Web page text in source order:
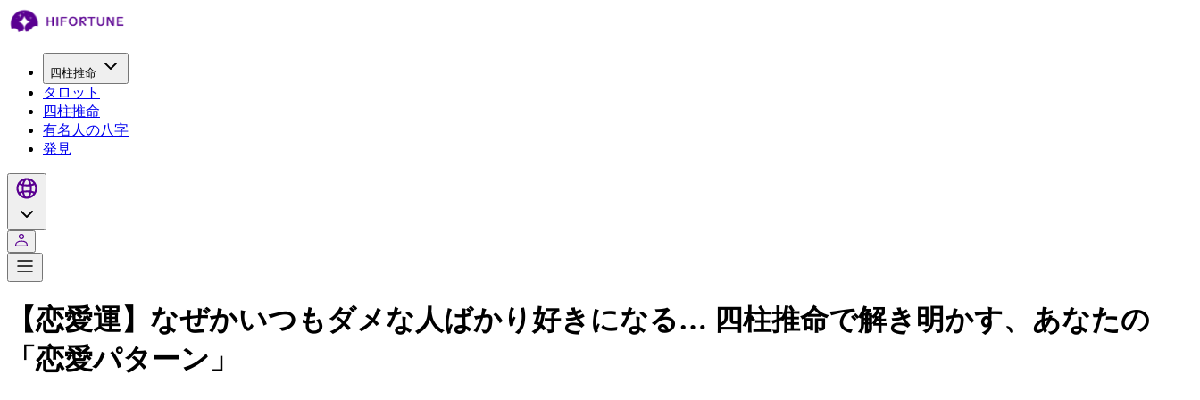
四柱推命
タロット
四柱推命
有名人の八字
発見
【恋愛運】なぜかいつもダメな人ばかり好きになる… 四柱推命で解き明かす、あなたの
「恋愛パターン」